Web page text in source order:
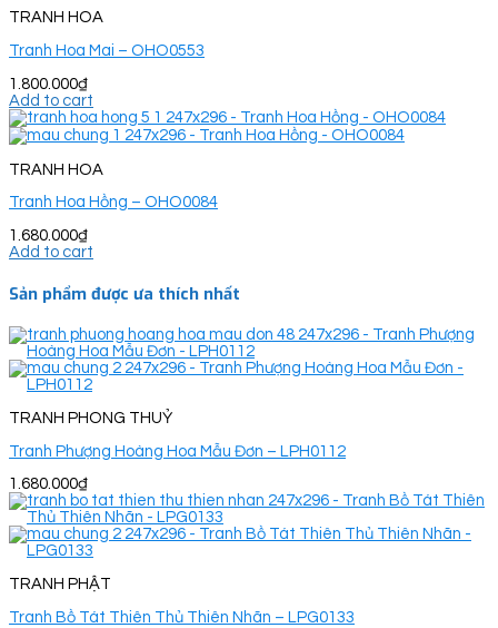
TRANH HOA
Tranh Hoa Mai – OHO0553
1.800.000₫
Add to cart
TRANH HOA
Tranh Hoa Hồng – OHO0084
1.680.000₫
Add to cart
Sản phẩm được ưa thích nhất
TRANH PHONG THUỶ
Tranh Phượng Hoàng Hoa Mẫu Đơn – LPH0112
1.680.000₫
TRANH PHẬT
Tranh Bồ Tát Thiên Thủ Thiên Nhãn – LPG0133